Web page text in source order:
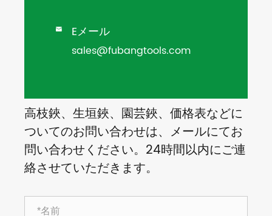
 Eメール
sales@fubangtools.com
高枝鋏、生垣鋏、園芸鋏、価格表などに
ついてのお問い合わせは、メールにてお
問い合わせください。24時間以内にご連
絡させていただきます。